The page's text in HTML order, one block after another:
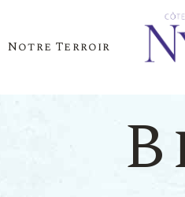
Notre Terroir
Cépages Et Saveurs